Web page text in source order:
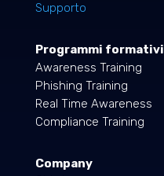
Supporto
Programmi formativi
Awareness Training
Phishing Training
Real Time Awareness
Compliance Training
Company